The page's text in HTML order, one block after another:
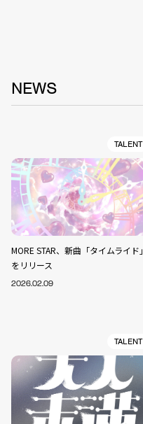
NEWS
TALENT
MORE STAR、新曲「タイムライド」
をリリース
2026.02.09
TALENT